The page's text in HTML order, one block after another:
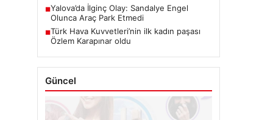
■Yalova’da İlginç Olay: Sandalye Engel
Olunca Araç Park Etmedi
■Türk Hava Kuvvetleri’nin ilk kadın paşası
Özlem Karapınar oldu
Güncel